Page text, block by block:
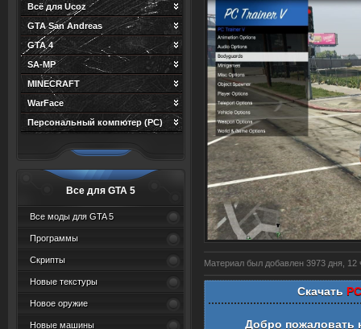
Всё для Ucoz
GTA San Andreas
GTA 4
SA-MP
MINECRAFT
WarFace
Персональный компютер (PC)
Все для GTA 5
Все моды для GTA 5
Программы
Скрипты
Новые текстуры
Новое оружие
Новые машины
Материал был добавлен 3973 дня, 12
Скачать
Добро пожаловать